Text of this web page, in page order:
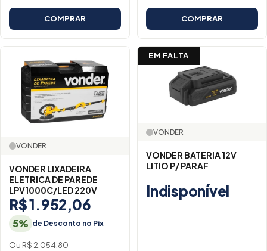
COMPRAR COMPRAR
VONDER
VONDER LIXADEIRA
ELETRICA DE PAREDE
LPV1000C/LED 220V
R$ 1.952,06
5% de Desconto no Pix
Ou R$ 2.054,80
EM FALTA
VONDER
VONDER BATERIA 12V
LITIO P/ PARAF
Indisponível